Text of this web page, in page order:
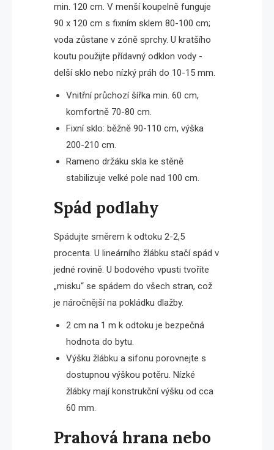
min. 120 cm. V menší koupelně funguje
90 x 120 cm s fixním sklem 80-100 cm;
voda zůstane v zóně sprchy. U kratšího
koutu použijte přídavný odklon vody -
delší sklo nebo nízký práh do 10-15 mm.
Vnitřní průchozí šířka min. 60 cm,
komfortně 70-80 cm.
Fixní sklo: běžně 90-110 cm, výška
200-210 cm.
Rameno držáku skla ke stěně
stabilizuje velké pole nad 100 cm.
Spád podlahy
Spádujte směrem k odtoku 2-2,5
procenta. U lineárního žlábku stačí spád v
jedné rovině. U bodového vpusti tvoříte
„misku“ se spádem do všech stran, což
je náročnější na pokládku dlažby.
2 cm na 1 m k odtoku je bezpečná
hodnota do bytu.
Výšku žlábku a sifonu porovnejte s
dostupnou výškou potěru. Nízké
žlábky mají konstrukční výšku od cca
60 mm.
Prahová hrana nebo